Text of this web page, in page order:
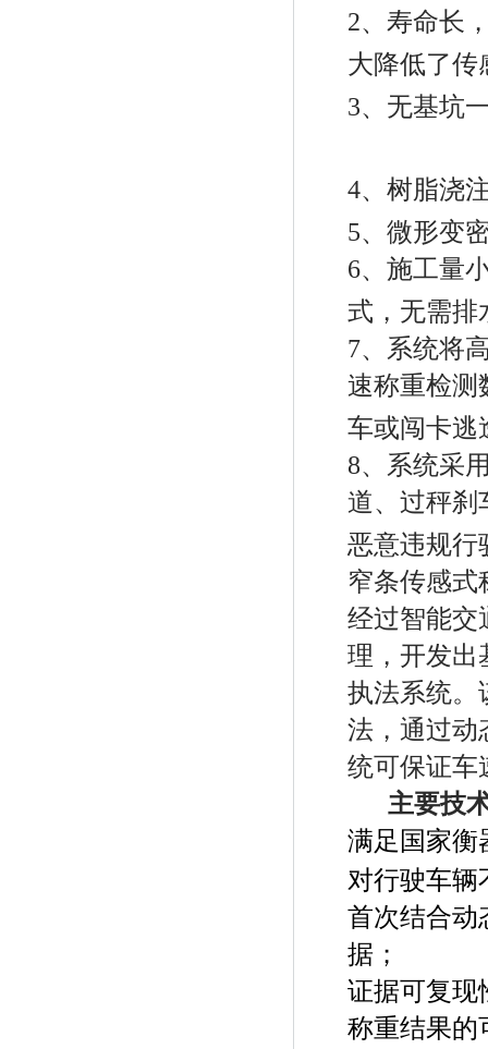
2、 寿命长
大降低了传
3、 无基坑
4、 树脂浇
5、 微形变
6、 施工量
式，无需排
7、 系统将
速称重检测
车或闯卡逃
8、 系统采
道、过秤刹
恶意违规行
窄条传感式
经过智能交
理，开发出
执法系统。
法，通过动
统可保证车
主要技
满足国家衡
对行驶车辆
首次结合动
据；
证据可复现
称重结果的